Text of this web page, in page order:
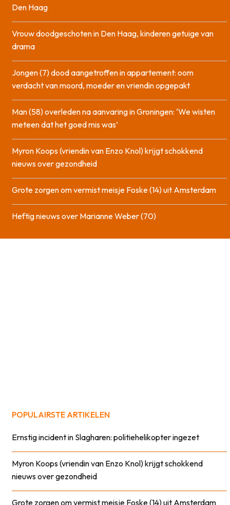
Den Haag
Vrouw doodgeschoten in Den Haag, kinderen getuige van
drama
Jongen (7) dood aangetroffen in appartement: oom
verdacht van moord, moeder en vriendin opgepakt
Man (58) overleden na aanvaring in Groningen: ‘We wisten
meteen dat het goed mis was’
Myron Koops (vriendin van Enzo Knol) krijgt schokkend
nieuws over gezondheid
Grote zorgen om vermist meisje Foske (14) uit Amsterdam
Heftig nieuws over Marianne Weber (70)
POPULAIRSTE ARTIKELEN
Ernstig incident in Slagharen: politiehelikopter ingezet
Myron Koops (vriendin van Enzo Knol) krijgt schokkend
nieuws over gezondheid
Grote zorgen om vermist meisje Foske (14) uit Amsterdam